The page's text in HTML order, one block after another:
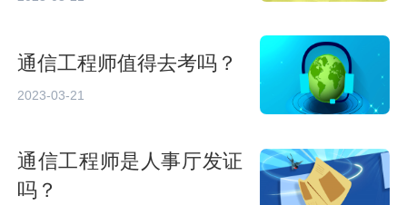
通信工程师值得去考吗？
2023-03-21
通信工程师是人事厅发证
吗？